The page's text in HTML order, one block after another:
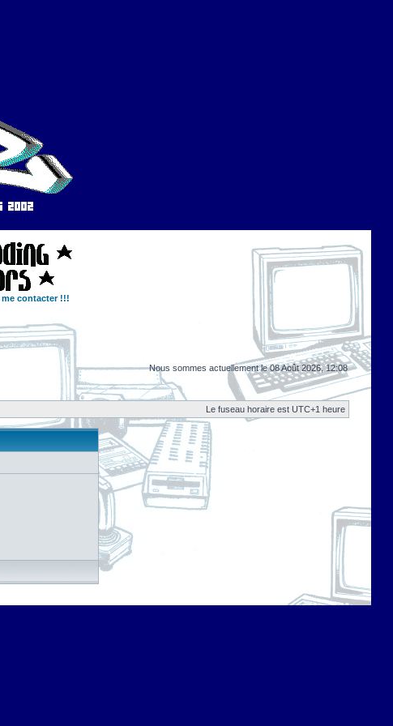
me contacter !!!
Nous sommes actuellement le 08 Août 2026, 12:08
Le fuseau horaire est UTC+1 heure